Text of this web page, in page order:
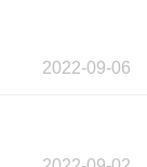
2022-09-06